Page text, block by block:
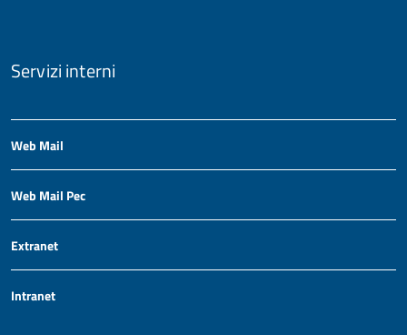
Servizi interni
Web Mail
Web Mail Pec
Extranet
Intranet